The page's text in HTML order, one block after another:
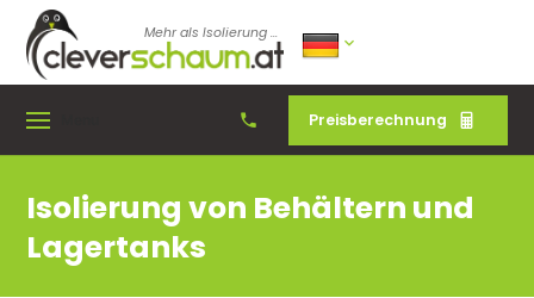
Mehr als Isolierung ...
Preisberechnung
Isolierung von Behältern und
Lagertanks